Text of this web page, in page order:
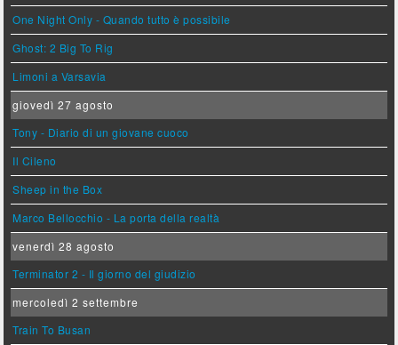
One Night Only - Quando tutto è possibile
Ghost: 2 Big To Rig
Limoni a Varsavia
giovedì 27 agosto
Tony - Diario di un giovane cuoco
Il Cileno
Sheep in the Box
Marco Bellocchio - La porta della realtà
venerdì 28 agosto
Terminator 2 - Il giorno del giudizio
mercoledì 2 settembre
Train To Busan